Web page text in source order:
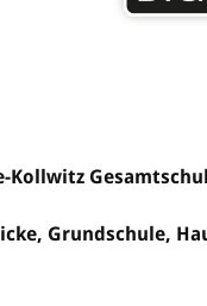
Kollwitz
Grundschule,